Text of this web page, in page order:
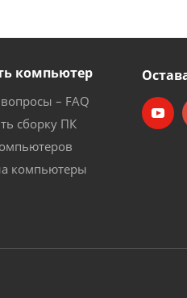
компьютер
– FAQ
сборку ПК
компьютеры